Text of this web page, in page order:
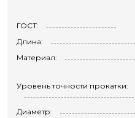
ГОСТ:
Длина:
Материал:
Уровень точности прокатки:
Диаметр: